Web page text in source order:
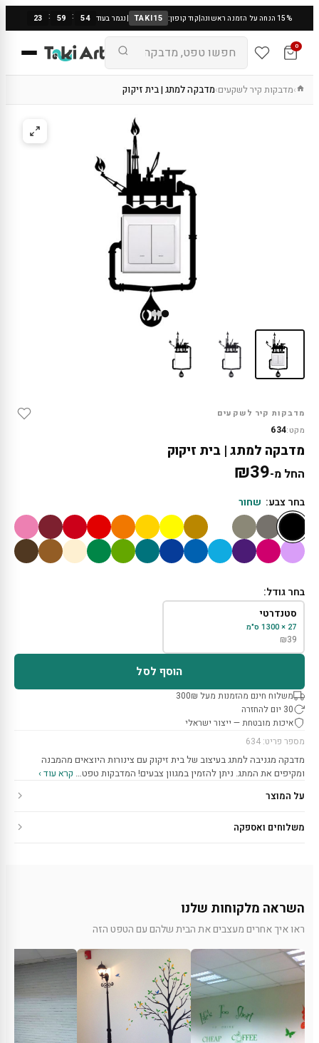
15% הנחה על הזמנה ראשונה |קוד קופון: TAKI15
|נגמר בעוד 23 : 59 : 53
0
›מדבקות קיר לשקעים›מדבקה למתג | בית זיקוק
מדבקות קיר לשקעים
מקט:634
מדבקה למתג | בית זיקוק
החל מ- ₪39
בחר צבע: שחור
בחר גודל:
סטנדרטי
27 × 1300 ס"מ
₪39
הוסף לסל
משלוח חינם מהזמנות מעל 300₪
30 יום להחזרה
איכות מובטחת — ייצור ישראלי
מספר פריט: 634
מדבקה מגניבה למתג בעיצוב של בית זיקוק עם צינורות היוצאים מהמבנה
ומקיפים את המתג. ניתן להזמין במגוון צבעים! המדבקות טפט… קרא עוד ›
על המוצר
משלוחים ואספקה
השראה מלקוחות שלנו
ראו איך אחרים מעצבים את הבית שלהם עם הטפט הזה